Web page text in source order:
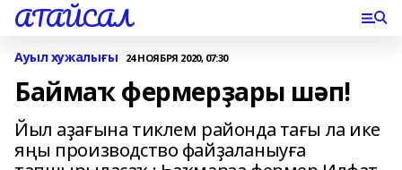
АТАЙСАЛ
Ауыл хужалығы 24 НОЯБРЯ 2020, 07:30
Баймаҡ фермерҙары шәп!
Йыл аҙағына тиклем районда тағы ла ике
яңы производство файҙаланыуға